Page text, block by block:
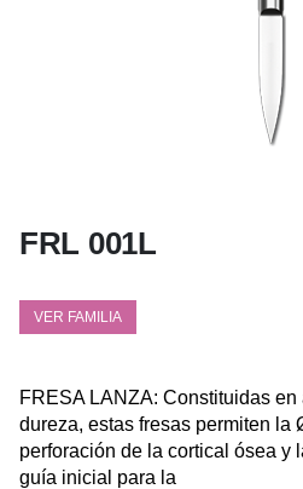
FRL 001L
VER FAMILIA
FRESA LANZA: Constituidas
dureza, estas fresas permiten la
perforación de la cortical ósea y
guía inicial para la